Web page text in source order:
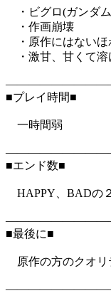
・ビグロ(ガンダ
・作画崩壊
・原作にはないほ
・激甘、甘くて溶
■プレイ時間■
一時間弱
■エンド数■
HAPPY、BADの
■最後に■
原作の方のクオリ